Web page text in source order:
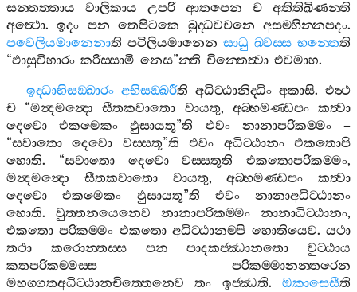
සන‍්තත‍්තාය
වාලිකාය උපරි ආතපෙන ච
අතිතිඛිණන‍්ති
අත්‍ථො.ඉදං පන තෙපිටකෙ බුද‍්ධවචනෙ අසම‍්භින‍්නපදං.
පවෙලියමානෙනාති පටිලියමානෙන සාධු ඛ‍්වස‍්ස භන‍්තෙති
“ඵාසුවිහාරං කරිස‍්සාමි නෙස”න‍්ති චින‍්තෙත්‍වා එවමාහ.
ඉද‍්ධාභිසඞ‍්ඛාරං අභිසඞ‍්ඛරීති අධිට‍්ඨානිද‍්ධිං අකාසි. එත්‍ථ
ච “මන්‍දමන්‍දො සීතකවාතො වායතු, අබ‍්භමණ‍්ඩපං කත්‍වා
දෙවො
එකමෙකං ඵුසායතූ”ති එවං නානාපරිකම‍්මං–
“සවාතො දෙවො වස‍්සතූ”ති එවං අධිට‍්ඨානං
එකතොපි
හොති. “සවාතො දෙවො වස‍්සතූති එකතොපරිකම‍්මං,
මන්‍දමන්‍දො
සීතකවාතො වායතු,අබ‍්භමණ‍්ඩපං
කත්‍වා
දෙවො
එකමෙකං ඵුසායතූ”ති එවං
නානාඅධිට‍්ඨානං
හොති. වුත‍්තනයෙනෙව නානාපරිකම‍්මං නානාධිට‍්ඨානං,
එකතො පරිකම‍්මං එකතො අධිට‍්ඨානම‍්පි හොතියෙව.යථා
තථා
කරොන‍්තස‍්ස පන පාදකජ‍්ඣානතො
වුට‍්ඨාය
කතපරිකම‍්මස‍්ස
පරිකම‍්මානන‍්තරෙන
මහග‍්ගතඅධිට‍්ඨානචිත‍්තෙනෙව
තං ඉජ‍්ඣති.ඔකාසෙසීති